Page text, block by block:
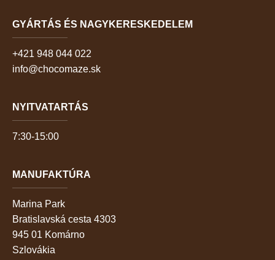
GYÁRTÁS ÉS NAGYKERESKEDELEM
+421 948 044 022
info@chocomaze.sk
NYITVATARTÁS
7:30-15:00
MANUFAKTÚRA
Marina Park
Bratislavská cesta 4303
945 01 Komárno
Szlovákia